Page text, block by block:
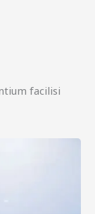
facilisi